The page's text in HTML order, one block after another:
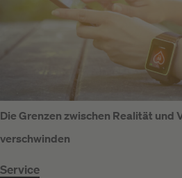
Die Grenzen zwischen Realität und
verschwinden
Service